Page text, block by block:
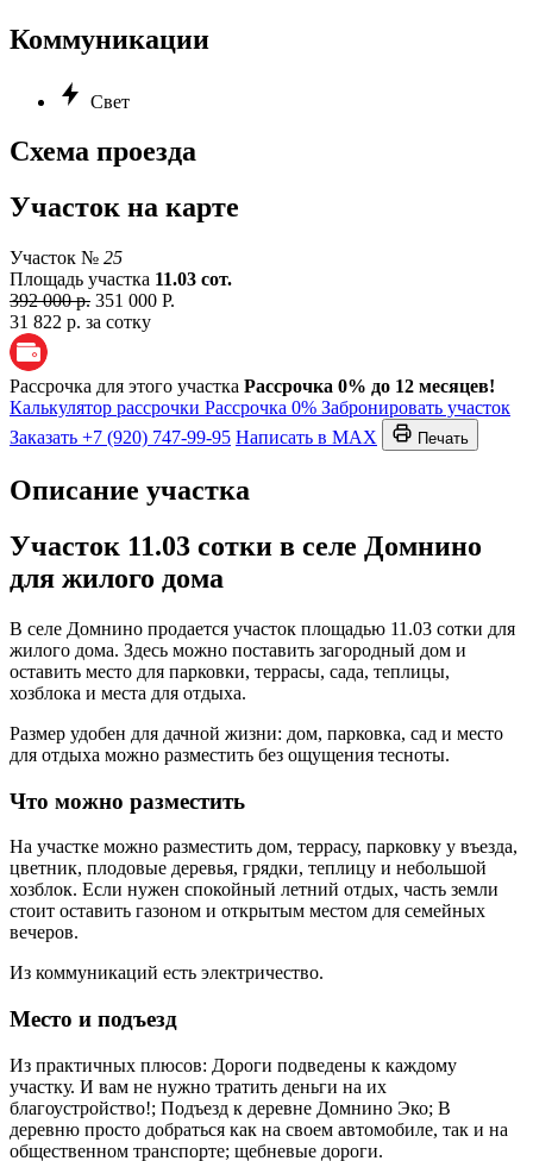
Коммуникации
Свет
Схема проезда
Участок на карте
Участок № 25
Площадь участка 11.03 сот.
392 000 р. 351 000 Р.
31 822 р. за сотку
Рассрочка для этого участка Рассрочка 0% до 12 месяцев!
Калькулятор рассрочки Рассрочка 0% Забронировать участок
Заказать +7 (920) 747-99-95 Написать в MAX Печать
Описание участка
Участок 11.03 сотки в селе Домнино
для жилого дома
В селе Домнино продается участок площадью 11.03 сотки для
жилого дома. Здесь можно поставить загородный дом и
оставить место для парковки, террасы, сада, теплицы,
хозблока и места для отдыха.
Размер удобен для дачной жизни: дом, парковка, сад и место
для отдыха можно разместить без ощущения тесноты.
Что можно разместить
На участке можно разместить дом, террасу, парковку у въезда,
цветник, плодовые деревья, грядки, теплицу и небольшой
хозблок. Если нужен спокойный летний отдых, часть земли
стоит оставить газоном и открытым местом для семейных
вечеров.
Из коммуникаций есть электричество.
Место и подъезд
Из практичных плюсов: Дороги подведены к каждому
участку. И вам не нужно тратить деньги на их
благоустройство!; Подъезд к деревне Домнино Эко; В
деревню просто добраться как на своем автомобиле, так и на
общественном транспорте; щебневые дороги.